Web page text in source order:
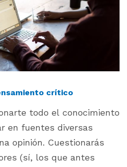
crítico
todo el conocimiento
en fuentes diversas
opinión. Cuestionarás
(sí, los que antes